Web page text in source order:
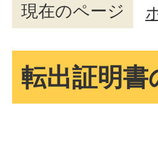
現在のページ
転出証明書